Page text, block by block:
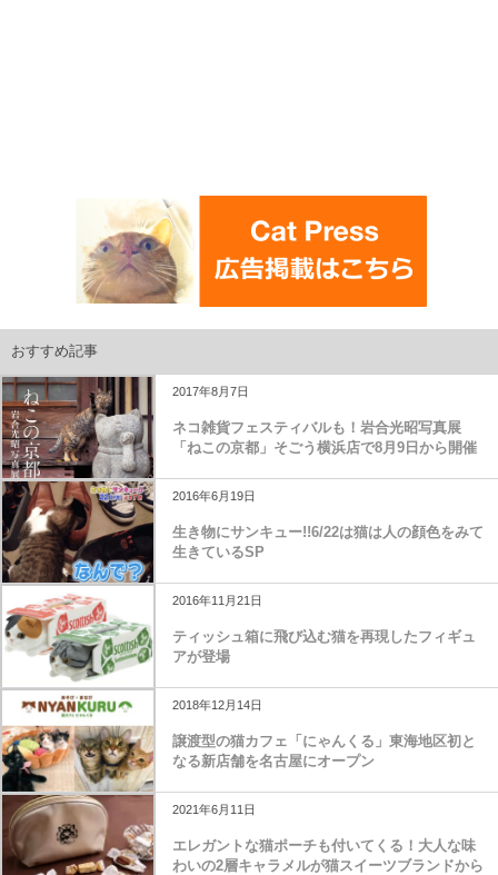
おすすめ記事
2017年8月7日
ネコ雑貨フェスティバルも！岩合光昭写真展
「ねこの京都」そごう横浜店で8月9日から開催
2016年6月19日
生き物にサンキュー!!6/22は猫は人の顔色をみて
生きているSP
2016年11月21日
ティッシュ箱に飛び込む猫を再現したフィギュ
アが登場
2018年12月14日
譲渡型の猫カフェ「にゃんくる」東海地区初と
なる新店舗を名古屋にオープン
2021年6月11日
エレガントな猫ポーチも付いてくる！大人な味
わいの2層キャラメルが猫スイーツブランドから